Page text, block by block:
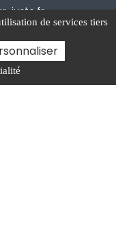
juste.fr
de services tiers